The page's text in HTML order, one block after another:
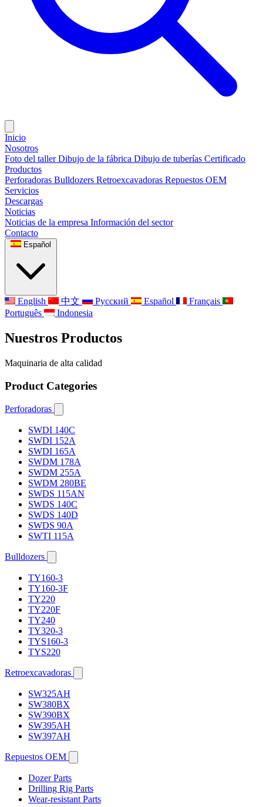
Inicio
Nosotros
Foto del tallerDibujo de la fábrica Dibujo de tuberías Certificado
Productos
Perforadoras Bulldozers Retroexcavadoras Repuestos OEM
Servicios
Descargas
Noticias
Noticias de la empresa Información del sector
Contacto
Español
English 中文 Русский Español
Français
Português
Indonesia
Nuestros Productos
Maquinaria de alta calidad
Product Categories
Perforadoras
SWDI 140C
SWDI 152A
SWDI 165A
SWDM 178A
SWDM 255A
SWDM 280BE
SWDS 115AN
SWDS 140C
SWDS 140D
SWDS 90A
SWTI 115A
Bulldozers
TY160-3
TY160-3F
TY220
TY220F
TY240
TY320-3
TYS160-3
TYS220
Retroexcavadoras
SW325AH
SW380BX
SW390BX
SW395AH
SW397AH
Repuestos OEM
Dozer Parts
Drilling Rig Parts
Wear-resistant Parts